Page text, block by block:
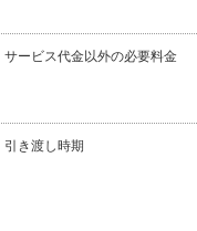
サービス代金以外の必要料金
引き渡し時期